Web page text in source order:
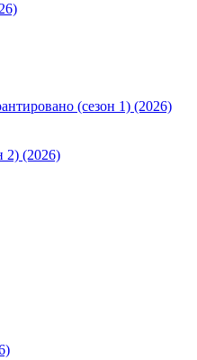
(сезон 1) (2026)
2) (2026)